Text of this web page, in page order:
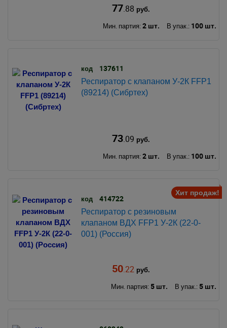
77.88 руб.
Мин. партия: 2 шт. В упак.: 100 шт.
код 137611
Респиратор с клапаном У-2К FFP1
(89214) (Сибртех)
73.09 руб.
Мин. партия: 2 шт. В упак.: 100 шт.
Хит продаж!
код 414722
Респиратор с резиновым
клапаном ВДХ FFP1 У-2К (22-0-
001) (Россия)
50.22 руб.
Мин. партия: 5 шт. В упак.: 5 шт.